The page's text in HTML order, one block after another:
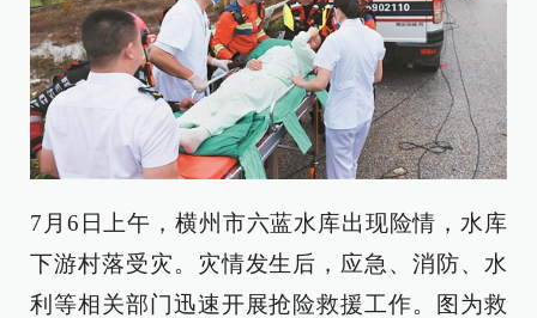
7月6日上午，横州市六蓝水库出现险情，水库
下游村落受灾。灾情发生后，应急、消防、水
利等相关部门迅速开展抢险救援工作。图为救